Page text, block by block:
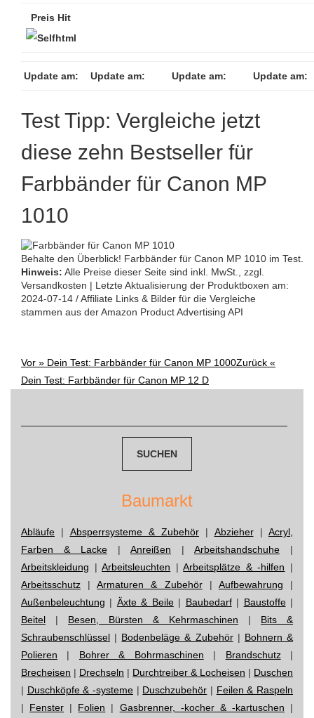
Preis Hit
Update am: Update am: Update am: Update am:
Test Tipp: Vergleiche jetzt
diese zehn Bestseller für
Farbbänder für Canon MP
1010
Behalte den Überblick! Farbbänder für Canon MP 1010 im Test.
Hinweis: Alle Preise dieser Seite sind inkl. MwSt., zzgl.
Versandkosten | Letzte Aktualisierung der Produktboxen am:
2024-07-14 / Affiliate Links & Bilder für die Vergleiche
stammen aus der Amazon Product Advertising API
Post
Vor » Dein Test: Farbbänder für Canon MP 1000Zurück «
Dein Test: Farbbänder für Canon MP 12 D
Baumarkt
Abläufe | Absperrsysteme & Zubehör | Abzieher| Acryl,
Farben & Lacke | Anreißen | Arbeitshandschuhe |
Arbeitskleidung |Arbeitsleuchten |Arbeitsplätze & -hilfen |
Arbeitsschutz |Armaturen & Zubehör| Aufbewahrung |
Außenbeleuchtung | Äxte & Beile| Baubedarf| Baustoffe|
Beitel | Besen, Bürsten & Kehrmaschinen | Bits &
Schraubenschlüssel | Bodenbeläge & Zubehör| Bohnern &
Polieren | Bohrer & Bohrmaschinen | Brandschutz|
Brecheisen | Drechseln | Durchtreiber & Locheisen | Duschen
| Duschköpfe & -systeme | Duschzubehör | Feilen & Raspeln
| Fenster | Folien | Gasbrenner, -kocher & -kartuschen |